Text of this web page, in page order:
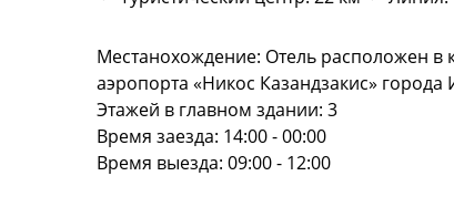
Местанохождение: Отель расположен в
аэропорта «Никос Казандзакис» города
Этажей в главном здании: 3
Время заезда: 14:00 - 00:00
Время выезда: 09:00 - 12:00